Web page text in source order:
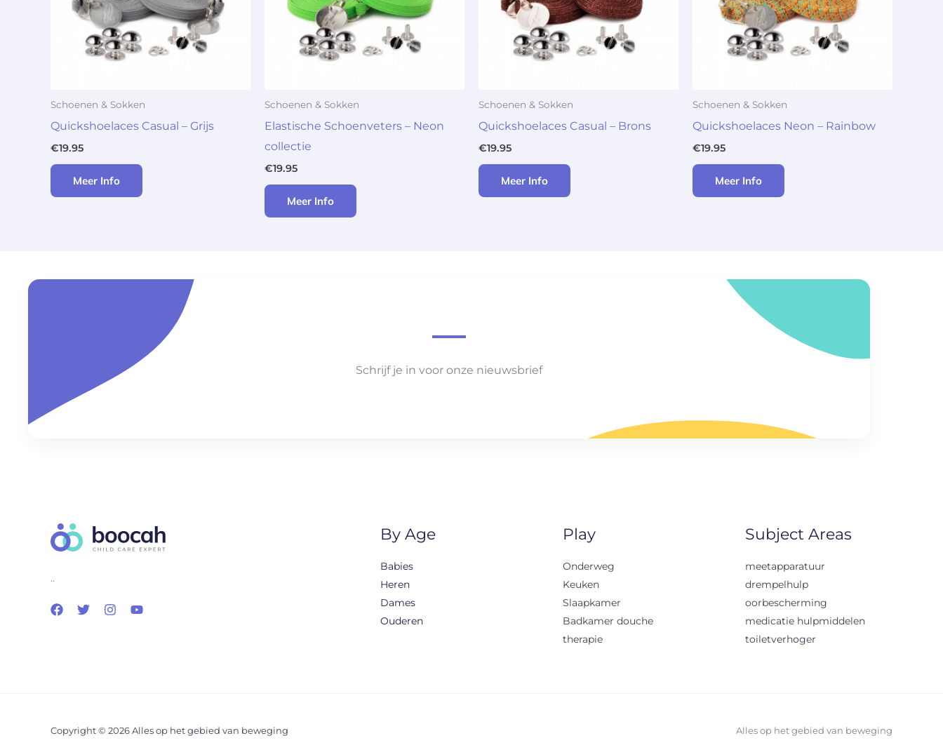
Schoenen & Sokken
Quickshoelaces Casual – Grijs
€19.95
Meer Info
Schoenen & Sokken
Elastische Schoenveters – Neon
collectie
€19.95
Meer Info
Schoenen & Sokken
Quickshoelaces Casual – Brons
€19.95
Meer Info
Schoenen & Sokken
Quickshoelaces Neon – Rainbow
€19.95
Meer Info
Schrijf je in voor onze nieuwsbrief
..
By Age
Babies
Heren
Dames
Ouderen
Play
Onderweg
Keuken
Slaapkamer
Badkamer douche
therapie
Subject Areas
meetapparatuur
drempelhulp
oorbescherming
medicatie hulpmiddelen
toiletverhoger
Copyright © 2026 Alles op het gebied van beweging Alles op het gebied van beweging